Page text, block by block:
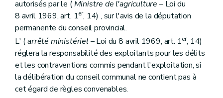
autorisés par le (Ministre de l'agriculture – Loi du
8 avril 1969, art. 1er, 14) , sur l'avis de la députation
permanente du conseil provincial.
L' (arrêté ministériel – Loi du 8 avril 1969, art. 1er, 14)
réglera la responsabilité des exploitants pour les délits
et les contraventions commis pendant l'exploitation, si
la délibération du conseil communal ne contient pas à
cet égard de règles convenables.